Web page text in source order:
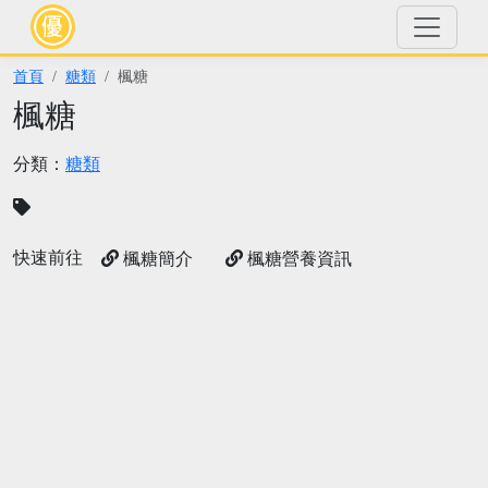
首頁 糖類 楓糖
楓糖
分類： 糖類
快速前往 楓糖簡介 楓糖營養資訊